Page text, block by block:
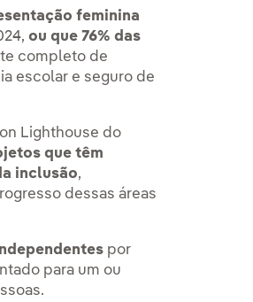
feminina
ou que 76% das
completo de
escolar e seguro de
Lighthouse do
que têm
inclusão,
dessas áreas
por
para um ou